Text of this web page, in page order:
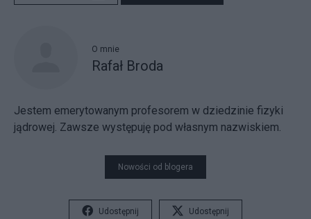
O mnie
Rafał Broda
Jestem emerytowanym profesorem w dziedzinie fizyki
jądrowej. Zawsze występuję pod własnym nazwiskiem.
Nowości od blogera
Udostępnij Udostępnij